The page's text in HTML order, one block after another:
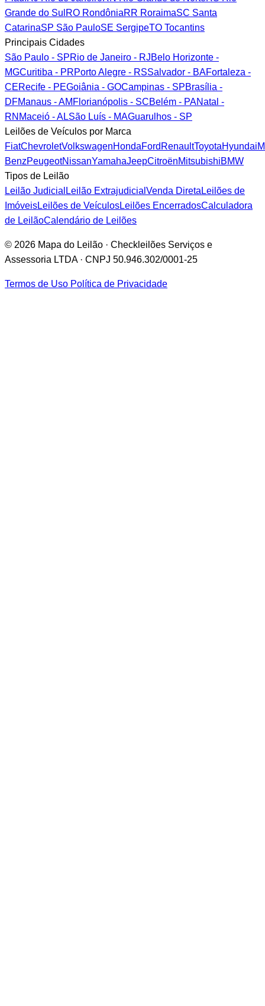
Grande do Sul RO RondôniaRR RoraimaSC Santa
CatarinaSP São PauloSE SergipeTO Tocantins
Principais Cidades
São Paulo - SPRio de Janeiro - RJBelo Horizonte -
MGCuritiba - PRPorto Alegre - RSSalvador - BAFortaleza -
CERecife - PEGoiânia - GOCampinas - SPBrasília -
DFManaus - AM Florianópolis - SCBelém - PANatal -
RN Maceió - ALSão Luís - MAGuarulhos - SP
Leilões de Veículos por Marca
FiatChevroletVolkswagenHondaFord RenaultToyotaHyundai
BenzPeugeotNissanYamahaJeepCitroënMitsubishiBMW
Tipos de Leilão
Leilão Judicial Leilão Extrajudicial Venda Direta Leilões de
ImóveisLeilões de VeículosLeilões EncerradosCalculadora
de LeilãoCalendário de Leilões
© 2026 Mapa do Leilão · Checkleilões Serviços e
Assessoria LTDA · CNPJ 50.946.302/0001-25
Termos de Uso Política de Privacidade